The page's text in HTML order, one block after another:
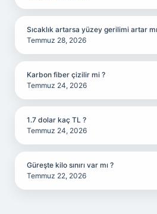
Sıcaklık artarsa yüzey gerilimi artar
Temmuz 28, 2026
Karbon fiber çizilir mi ?
Temmuz 24, 2026
1.7 dolar kaç TL ?
Temmuz 24, 2026
Güreşte kilo sınırı var mı ?
Temmuz 22, 2026